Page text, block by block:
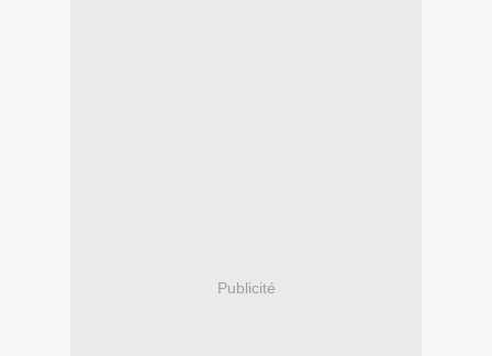
Publicité